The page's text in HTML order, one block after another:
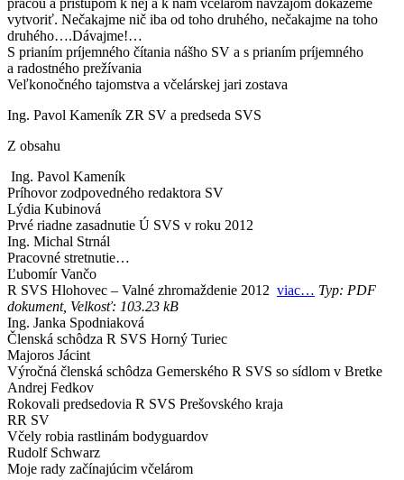
vytvoriť. Nečakajme nič iba od toho druhého, nečakajme na toho
druhého….Dávajme!…
S prianím príjemného čítania nášho SV a s prianím príjemného
a radostného prežívania
Veľkonočného tajomstva a včelárskej jari zostava
Ing. Pavol Kameník ZR SV a predseda SVS
Z obsahu
Ing. Pavol Kameník
Príhovor zodpovedného redaktora SV
Lýdia Kubinová
Prvé riadne zasadnutie Ú SVS v roku 2012
Ing. Michal Strnál
Pracovné stretnutie…
Ľubomír Vančo
R SVS Hlohovec – Valné zhromaždenie 2012 viac… Typ: PDF
dokument, Velkosť: 103.23 kB
Ing. Janka Spodniaková
Členská schôdza R SVS Horný Turiec
Majoros Jácint
Výročná členská schôdza Gemerského R SVS so sídlom v Bretke
Andrej Fedkov
Rokovali predsedovia R SVS Prešovského kraja
RR SV
Včely robia rastlinám bodyguardov
Rudolf Schwarz
Moje rady začínajúcim včelárom